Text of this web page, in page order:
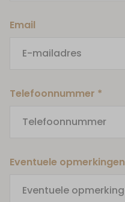
Email
Telefoonnummer *
Eventuele opmerkingen